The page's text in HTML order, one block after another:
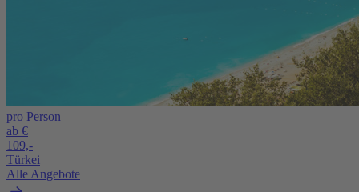
pro Person
ab €
109,-
Türkei
Alle Angebote